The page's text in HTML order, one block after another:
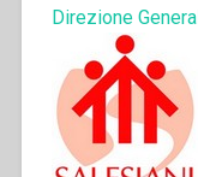
Direzione